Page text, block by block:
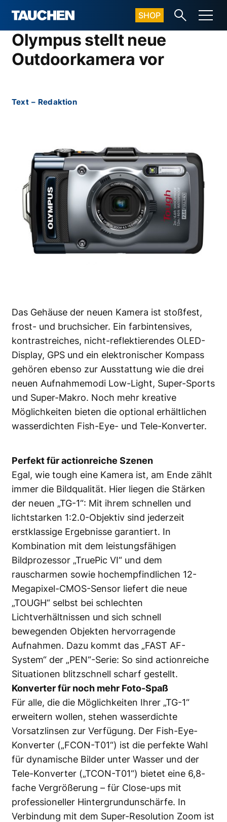
SHOP
Olympus stellt neue
Outdoorkamera vor
Text – Redaktion
Das Gehäuse der neuen Kamera ist stoßfest,
frost- und bruchsicher. Ein farbintensives,
kontrastreiches, nicht-reflektierendes OLED-
Display, GPS und ein elektronischer Kompass
gehören ebenso zur Ausstattung wie die drei
neuen Aufnahmemodi Low-Light, Super-Sports
und Super-Makro. Noch mehr kreative
Möglichkeiten bieten die optional erhältlichen
wasserdichten Fish-Eye- und Tele-Konverter.
Perfekt für actionreiche Szenen
Egal, wie tough eine Kamera ist, am Ende zählt
immer die Bildqualität. Hier liegen die Stärken
der neuen „TG-1“: Mit ihrem schnellen und
lichtstarken 1:2.0-Objektiv sind jederzeit
erstklassige Ergebnisse garantiert. In
Kombination mit dem leistungsfähigen
Bildprozessor „TruePic VI“ und dem
rauscharmen sowie hochempfindlichen 12-
Megapixel-CMOS-Sensor liefert die neue
„TOUGH“ selbst bei schlechten
Lichtverhältnissen und sich schnell
bewegenden Objekten hervorragende
Aufnahmen. Dazu kommt das „FAST AF-
System“ der „PEN“-Serie: So sind actionreiche
Situationen blitzschnell scharf gestellt.
Konverter für noch mehr Foto-Spaß
Für alle, die die Möglichkeiten Ihrer „TG-1“
erweitern wollen, stehen wasserdichte
Vorsatzlinsen zur Verfügung. Der Fish-Eye-
Konverter („FCON-T01“) ist die perfekte Wahl
für dynamische Bilder unter Wasser und der
Tele-Konverter („TCON-T01“) bietet eine 6,8-
fache Vergrößerung – für Close-ups mit
professioneller Hintergrundunschärfe. In
Verbindung mit dem Super-Resolution Zoom ist